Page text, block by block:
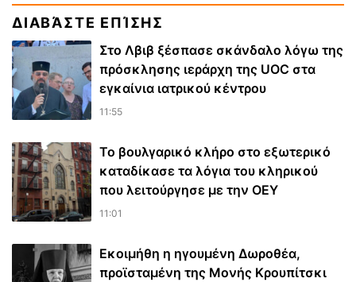
ΔΙΑΒΆΣΤΕ ΕΠΊΣΗΣ
Στο Λβιβ ξέσπασε σκάνδαλο λόγω της
πρόσκλησης ιεράρχη της UOC στα
εγκαίνια ιατρικού κέντρου
11:55
Το βουλγαρικό κλήρο στο εξωτερικό
καταδίκασε τα λόγια του κληρικού
που λειτούργησε με την ΟΕΥ
11:01
Εκοιμήθη η ηγουμένη Δωροθέα,
προϊσταμένη της Μονής Κρουπίτσκι